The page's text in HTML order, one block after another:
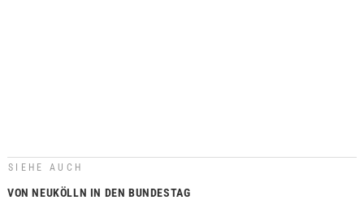
SIEHE AUCH
VON NEUKÖLLN IN DEN BUNDESTAG